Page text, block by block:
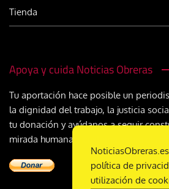
Tienda
Apoya y cuida Noticias Obreras
Tu aportación hace posible un
la dignidad del trabajo, la justicia
tu donación y ayúdanos a seguir
mirada humana y cristiana sobre el
política de
utilización de